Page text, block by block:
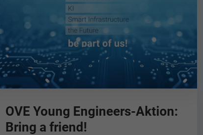
OVE Young Engineers-Aktion:
Bring a friend!